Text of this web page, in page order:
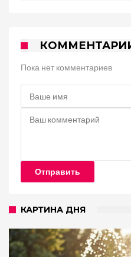
Пока нет комментариев
Отправить
КАРТИНА ДНЯ